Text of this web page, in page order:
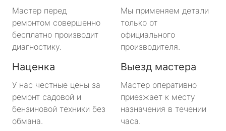
Мастер перед
ремонтом совершенно
бесплатно производит
диагностику.
Мы применяем детали
только от
официального
производителя.
Наценка
У нас честные цены за
ремонт садовой и
бензиновой техники без
обмана.
Выезд мастера
Мастер оперативно
приезжает к месту
назначения в течении
часа.